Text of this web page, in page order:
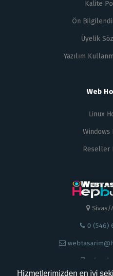
Hizmetlerimizden en iyi
Kalite
Ön
Üyelik
Yazılım
Web
Linux
Windows
Reseller
Sivas/
0 (546)
0 (546)